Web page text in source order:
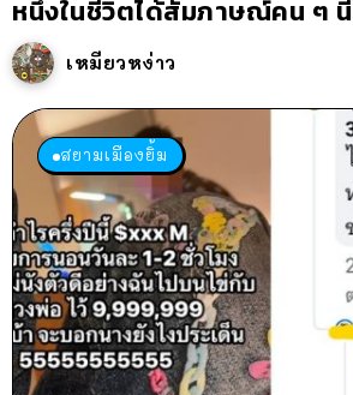
หนึ่งในชีวิตได้สัมภาษณ์คน ๆ นี้
เหมียวหง่าว
สยามเมืองยิ้ม